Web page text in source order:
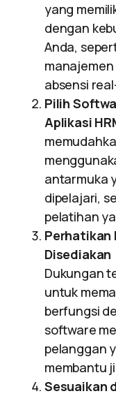
yang
dengan
Anda,
absensi
Pilih
Aplikasi
antarmuka
dipelajari,
pelatihan
Perhatikan
Disediakan
Dukungan
untuk
berfungsi
software
pelanggan
membantu
Sesuaikan